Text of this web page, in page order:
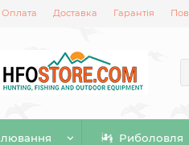
Оплата Доставка Гарантія
Риболовля